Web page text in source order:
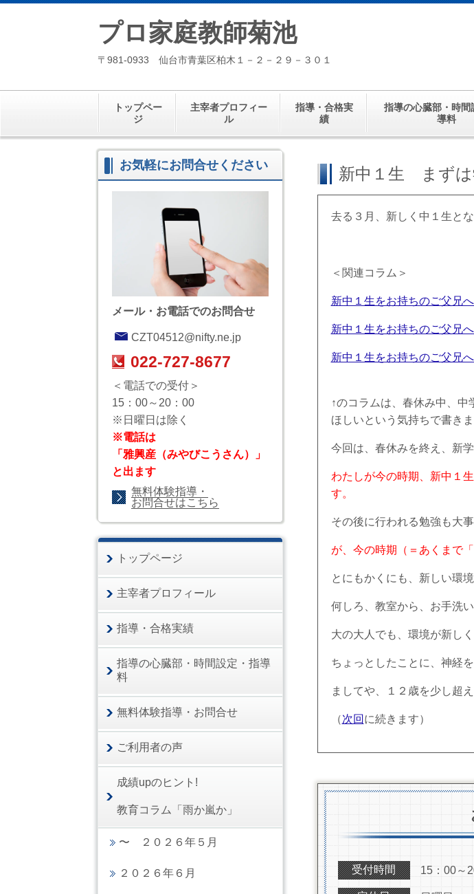
プロ家庭教師菊池
〒981-0933 仙台市青葉区柏木１－２－２９－３０１
トップペー
ジ
主宰者プロフィー
ル
指導・合格実
績
指導の心臓部・時間
導料
新中１生 まず
去る３月、新しく中１生と
＜関連コラム＞
新中１生をお持ちのご父兄
新中１生をお持ちのご父兄
新中１生をお持ちのご父兄
↑のコラムは、春休み中、
ほしいという気持ちで書きま
今回は、春休みを終え、新
わたしが今の時期、新中１
す。
その後に行われる勉強も大事
が、今の時期（＝あくまで
とにもかくにも、新しい環
何しろ、教室から、お手洗
大の大人でも、環境が新し
ちょっとしたことに、神経を
ましてや、１２歳を少し超
（次回 に続きます）
受付時間 15：00～
お気軽にお問合せください
メール・お電話でのお問合せ
CZT04512@nifty.ne.jp
022-727-8677
＜電話での受付＞
15：00～20：00
※日曜日は除く
※電話は
「雅興産（みやびこうさん）」
と出ます
無料体験指導・
お問合せはこちら
トップページ
主宰者プロフィール
指導・合格実績
指導の心臓部・時間設定・指導
料
無料体験指導・お問合せ
ご利用者の声
成績upのヒント!
教育コラム「雨か嵐か」
〜 ２０２６年５月
２０２６年６月